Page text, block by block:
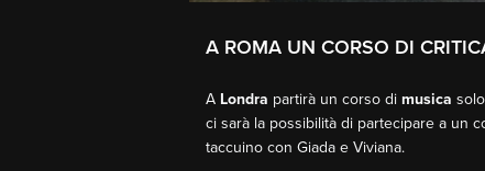
A ROMA UN CORSO DI
A Londra partirà un corso di musica
ci sarà la possibilità di partecipare a un
taccuino con Giada e Viviana.